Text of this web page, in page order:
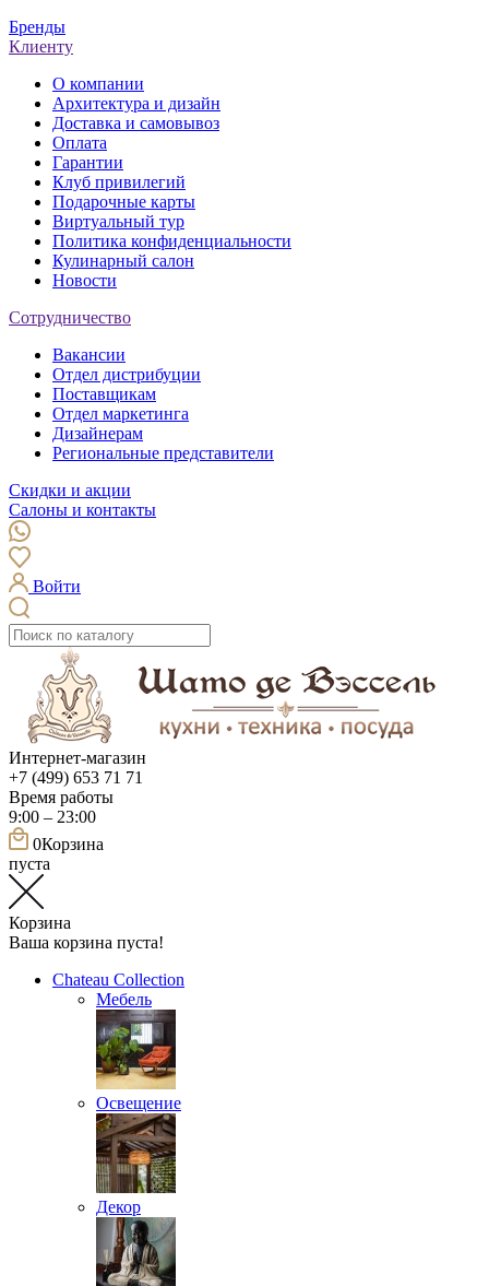
Бренды
Клиенту
О компании
Архитектура и дизайн
Доставка и самовывоз
Оплата
Гарантии
Клуб привилегий
Подарочные карты
Виртуальный тур
Политика конфиденциальности
Кулинарный салон
Новости
Сотрудничество
Вакансии
Отдел дистрибуции
Поставщикам
Отдел маркетинга
Дизайнерам
Региональные представители
Скидки и акции
Салоны и контакты
Войти
Интернет-магазин
+7 (499) 653 71 71
Время работы
9:00 – 23:00
0Корзина
пуста
Корзина
Ваша корзина пуста!
Chateau Collection
Мебель
Освещение
Декор